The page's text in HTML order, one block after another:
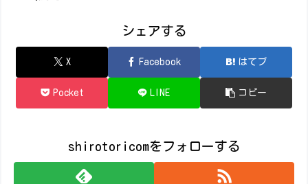
シェアする
X Facebook はてブ
Pocket LINE コピー
shirotoricomをフォローする